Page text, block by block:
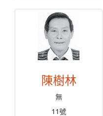
陳樹林
無
11號